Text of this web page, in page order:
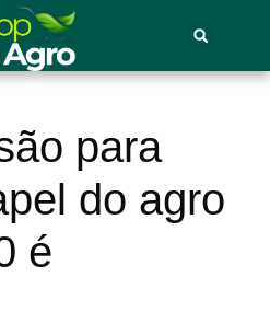
para
do agro
é